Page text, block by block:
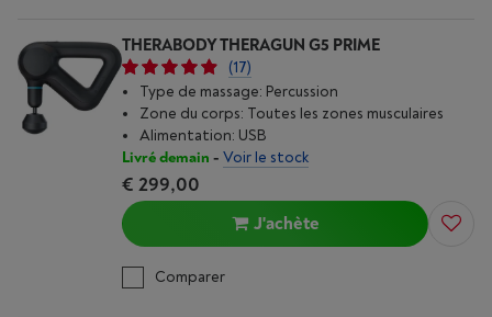
THERABODY THERAGUN G5 PRIME
(17)
Type de massage: Percussion
Zone du corps: Toutes les zones musculaires
Alimentation: USB
Livré demain - Voir le stock
€ 299,00
J'achète
Comparer